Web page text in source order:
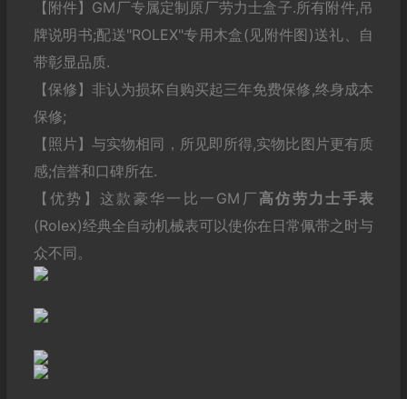
【附件】GM厂专属定制原厂劳力士盒子.所有附件,吊
牌说明书;配送"ROLEX"专用木盒(见附件图)送礼、自
带彰显品质.
【保修】非认为损坏自购买起三年免费保修,终身成本
保修;
【照片】与实物相同，所见即所得,实物比图片更有质
感;信誉和口碑所在.
【优势】这款豪华一比一GM厂高仿劳力士手表
(Rolex)经典全自动机械表可以使你在日常佩带之时与
众不同。